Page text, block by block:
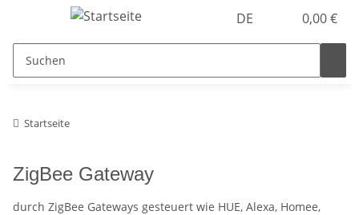
DE 0,00 €
Startseite
ZigBee Gateway
durch ZigBee Gateways gesteuert wie HUE, Alexa, Homee,